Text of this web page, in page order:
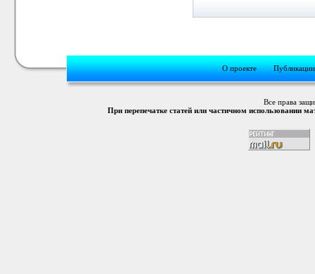
О проекте Публикации
Все права
При перепечатке статей или частичном использовании